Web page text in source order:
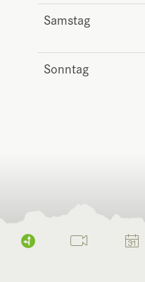
Samstag
Sonntag